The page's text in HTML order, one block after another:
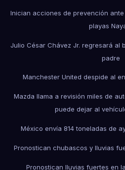
Inician acciones de prevención
playas
Julio César Chávez Jr. regresará al
padre
Manchester United despide al
Mazda llama a revisión miles de
puede dejar al
México envía 814 toneladas de
Pronostican chubascos y lluvias
Pronostican lluvias fuertes en